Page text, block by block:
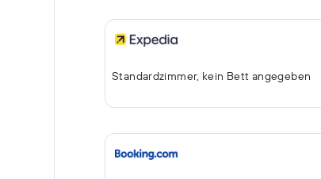
Standardzimmer, kein Bett angegeben